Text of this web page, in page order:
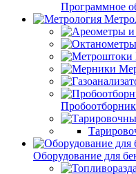
Программное
Оборудование для